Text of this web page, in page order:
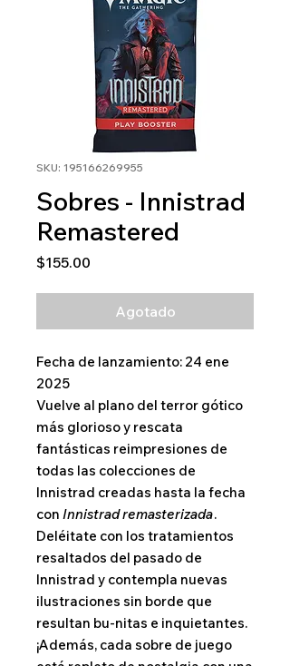
SKU: 195166269955
Sobres - Innistrad
Remastered
$155.00
Agotado
Fecha de lanzamiento: 24 ene
2025
Vuelve al plano del terror gótico
más glorioso y rescata
fantásticas reimpresiones de
todas las colecciones de
Innistrad creadas hasta la fecha
con Innistrad remasterizada.
Deléitate con los tratamientos
resaltados del pasado de
Innistrad y contempla nuevas
ilustraciones sin borde que
resultan bu-nitas e inquietantes.
¡Además, cada sobre de juego